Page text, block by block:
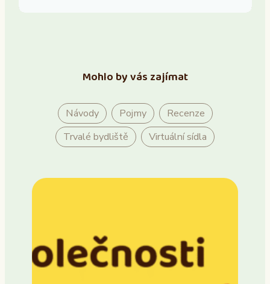
Mohlo by vás zajímat
Návody Pojmy
Recenze
Trvalé bydliště
Virtuální sídla